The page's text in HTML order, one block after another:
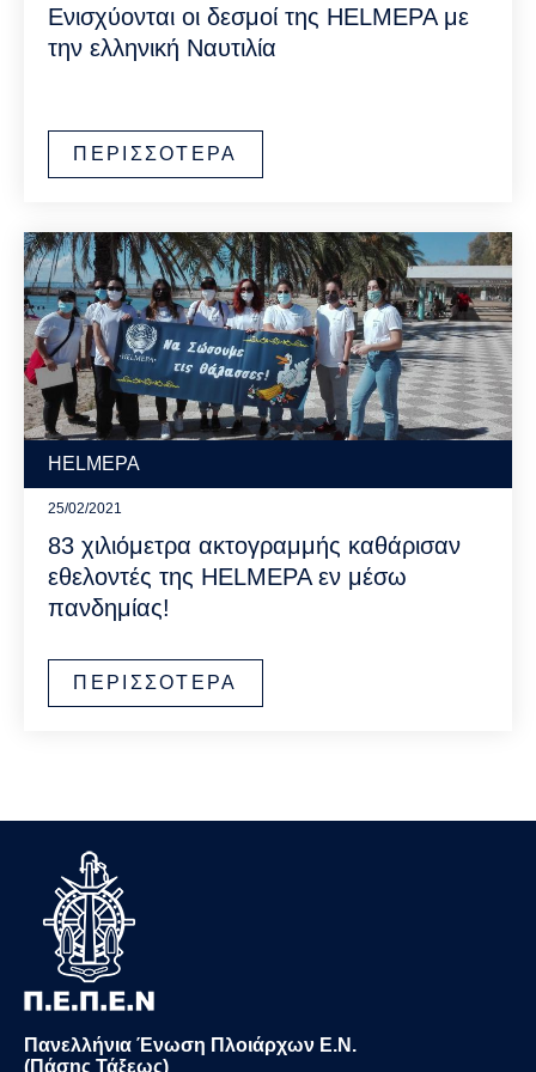
Ενισχύονται οι δεσμοί της HELMEPA με
την ελληνική Ναυτιλία
ΠΕΡΙΣΣΟΤΕΡΑ
HELMEPA
25/02/2021
83 χιλιόμετρα ακτογραμμής καθάρισαν
εθελοντές της HELMEPA εν μέσω
πανδημίας!
ΠΕΡΙΣΣΟΤΕΡΑ
Πανελλήνια Ένωση Πλοιάρχων Ε.Ν.
(Πάσης Τάξεως)